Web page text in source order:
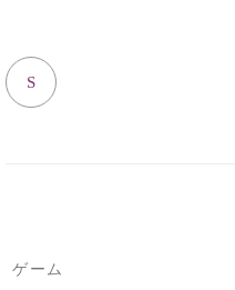
S
ゲーム